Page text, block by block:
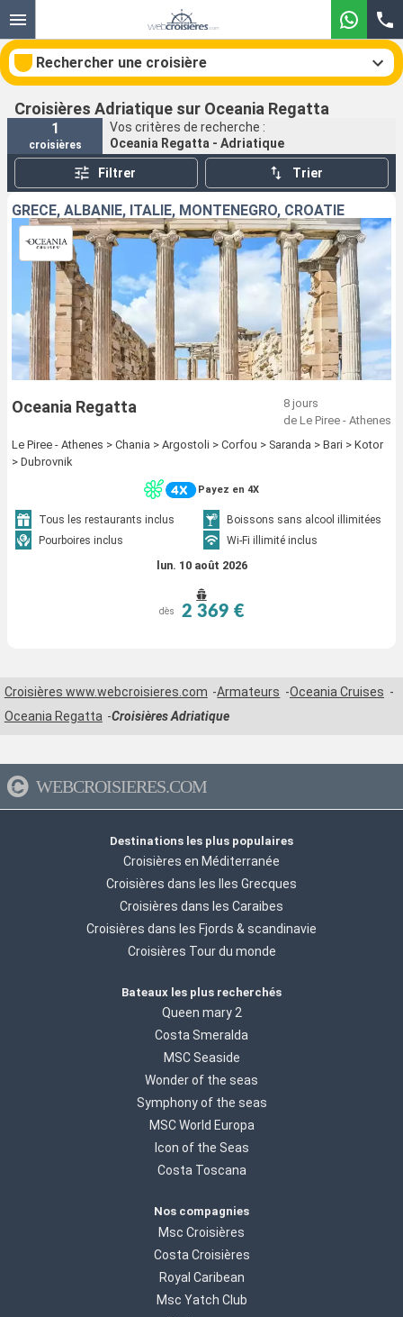
Rechercher une croisière
Nos destinations
Mois de départ
Ports Compagnies
Rechercher
Croisières Adriatique sur Oceania Regatta
1
croisières
Vos critères de recherche :
Oceania Regatta - Adriatique
Filtrer Trier
GRÈCE, ALBANIE, ITALIE, MONTÉNÉGRO, CROATIE
Oceania Regatta
8 jours
de Le Piree - Athenes
Le Piree - Athenes > Chania > Argostoli > Corfou > Saranda > Bari > Kotor
> Dubrovnik
Payez en 4X
Tous les restaurants inclus
Boissons sans alcool illimitées
Pourboires inclus
Wi-Fi illimité inclus
lun. 10 août 2026
dès 2 369 €
Croisières www.webcroisieres.com Armateurs
Oceania Cruises
Oceania Regatta
Croisières Adriatique
WEBCROISIERES.COM
Destinations les plus populaires
Croisières en Méditerranée
Croisières dans les Iles Grecques
Croisières dans les Caraibes
Croisières dans les Fjords & scandinavie
Croisières Tour du monde
Bateaux les plus recherchés
Queen mary 2
Costa Smeralda
MSC Seaside
Wonder of the seas
Symphony of the seas
MSC World Europa
Icon of the Seas
Costa Toscana
Nos compagnies
Msc Croisières
Costa Croisières
Royal Caribean
Msc Yatch Club